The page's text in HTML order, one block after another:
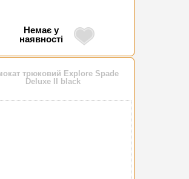
Немає у
наявності
трюковий Explore Spade
Deluxe II black